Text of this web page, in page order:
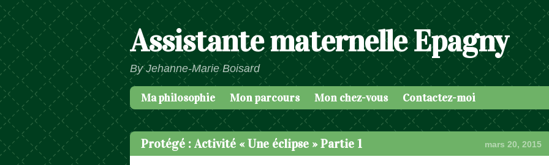
Assistante maternelle Epagny
By Jehanne-Marie Boisard
Menu
Passer au contenu
Ma philosophie Mon parcours Mon chez-vous Contactez-moi
Protégé : Activité « Une éclipse » Partie 1 mars 20, 2015